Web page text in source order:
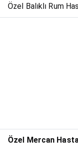
Özel Balıklı Rum
ilçesinde Rum
Özel Mercan